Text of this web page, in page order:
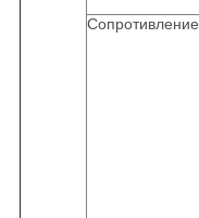
Сопротивление